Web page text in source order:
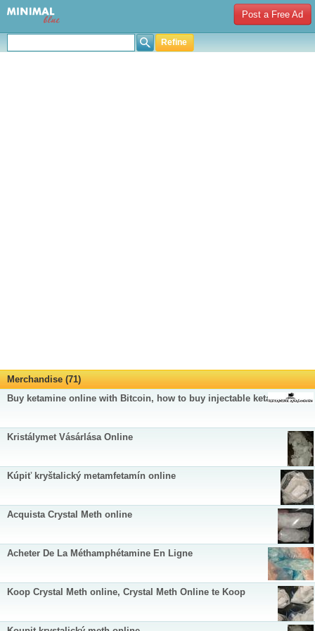
Post a Free Ad
Refine
Merchandise (71)
Buy ketamine online with Bitcoin, how to buy injectable ketamine
Kristálymet Vásárlása Online
Kúpiť kryštalický metamfetamín online
Acquista Crystal Meth online
Acheter De La Méthamphétamine En Ligne
Koop Crystal Meth online, Crystal Meth Online te Koop